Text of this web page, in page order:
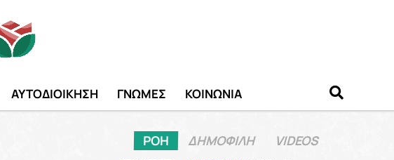
ΑΥΤΟΔΙΟΙΚΗΣΗ ΓΝΩΜΕΣ ΚΟΙΝΩΝΙΑ
ΡΟΗ ΔΗΜΟΦΙΛΗ VIDEOS